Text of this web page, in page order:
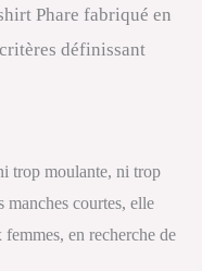
Phare fabriqué en
définissant
trop moulante, ni trop
manches courtes, elle
en recherche de